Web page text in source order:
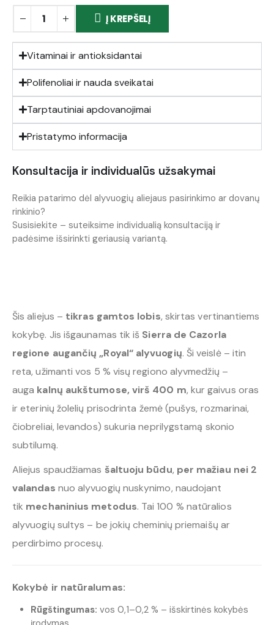
Į KREPŠELĮ
Vitaminai ir antioksidantai
Polifenoliai ir nauda sveikatai
Tarptautiniai apdovanojimai
Pristatymo informacija
Konsultacija ir individualūs užsakymai
Reikia patarimo dėl alyvuogių aliejaus pasirinkimo ar dovanų
rinkinio?
Susisiekite – suteiksime individualią konsultaciją ir
padėsime išsirinkti geriausią variantą.
Šis aliejus – tikras gamtos lobis, skirtas vertinantiems
kokybę. Jis išgaunamas tik iš Sierra de Cazorla
regione augančių „Royal“ alyvuogių. Ši veislė – itin
reta, užimanti vos 5 % visų regiono alyvmedžių –
auga kalnų aukštumose, virš 400 m, kur gaivus oras
ir eterinių žolelių prisodrinta žemė (pušys, rozmarinai,
čiobreliai, levandos) sukuria neprilygstamą skonio
subtilumą.
Aliejus spaudžiamas šaltuoju būdu, per mažiau nei 2
valandas nuo alyvuogių nuskynimo, naudojant
tik mechaninius metodus. Tai 100 % natūralios
alyvuogių sultys – be jokių cheminių priemaišų ar
perdirbimo procesų.
Kokybė ir natūralumas:
Rūgštingumas: vos 0,1–0,2 % – išskirtinės kokybės